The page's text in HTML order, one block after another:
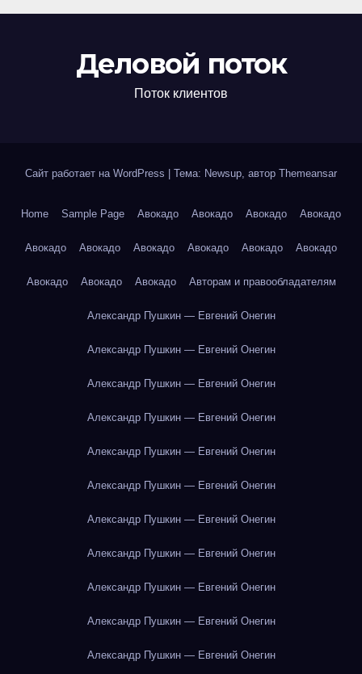
Деловой поток
Поток клиентов
Сайт работает на WordPress Тема: Newsup, автор Themeansar
Home Sample Page Авокадо Авокадо Авокадо Авокадо
Авокадо Авокадо Авокадо Авокадо Авокадо Авокадо
Авокадо Авокадо Авокадо Авторам и правообладателям
Александр Пушкин — Евгений Онегин
Александр Пушкин — Евгений Онегин
Александр Пушкин — Евгений Онегин
Александр Пушкин — Евгений Онегин
Александр Пушкин — Евгений Онегин
Александр Пушкин — Евгений Онегин
Александр Пушкин — Евгений Онегин
Александр Пушкин — Евгений Онегин
Александр Пушкин — Евгений Онегин
Александр Пушкин — Евгений Онегин
Александр Пушкин — Евгений Онегин